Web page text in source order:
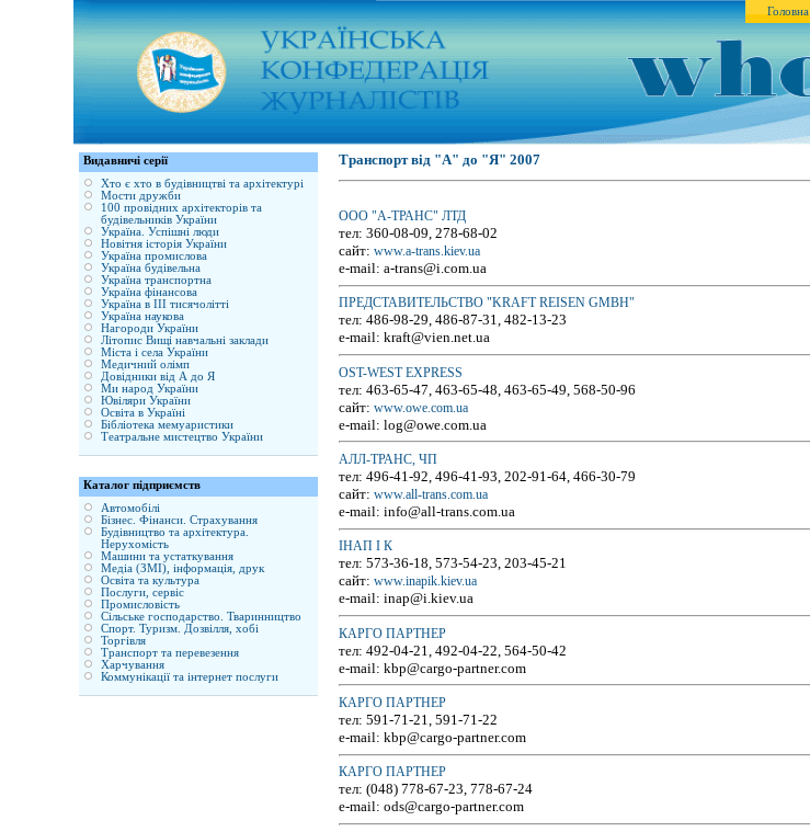
Головна
Транспорт від "А" до "Я" 2007
ООО "А-ТРАНС" ЛТД
тел: 360-08-09, 278-68-02
сайт:www.a-trans.kiev.ua
e-mail: a-trans@i.com.ua
ПРЕДСТАВИТЕЛЬСТВО "KRAFT REISEN GMBH"
тел: 486-98-29, 486-87-31, 482-13-23
e-mail: kraft@vien.net.ua
OST-WEST EXPRESS
тел: 463-65-47, 463-65-48, 463-65-49, 568-50-96
сайт:www.owe.com.ua
e-mail: log@owe.com.ua
АЛЛ-ТРАНС, ЧП
тел: 496-41-92, 496-41-93, 202-91-64, 466-30-79
сайт:www.all-trans.com.ua
e-mail: info@all-trans.com.ua
ІНАП І К
тел: 573-36-18, 573-54-23, 203-45-21
сайт:www.inapik.kiev.ua
e-mail: inap@i.kiev.ua
КАРГО ПАРТНЕР
тел: 492-04-21, 492-04-22, 564-50-42
e-mail: kbp@cargo-partner.com
КАРГО ПАРТНЕР
тел: 591-71-21, 591-71-22
e-mail: kbp@cargo-partner.com
КАРГО ПАРТНЕР
тел: (048) 778-67-23, 778-67-24
e-mail: ods@cargo-partner.com
Видавничі серії
Хто є хто в будівництві та архітектурі
Мости дружби
100 провідних архітекторів та
будівельників України
Україна. Успішні люди
Новітня історія України
Україна промислова
Україна будівельна
Україна транспортна
Україна фінансова
Україна в ІІІ тисячолітті
Україна наукова
Нагороди України
Літопис Вищі навчальні заклади
Міста і села України
Медичний олімп
Довідники від А до Я
Ми народ України
Ювіляри України
Освіта в Україні
Бібліотека мемуаристики
Театральне мистецтво України
Каталог підприємств
Автомобілі
Бізнес. Фінанси. Страхування
Будівництво та архітектура.
Нерухомість
Машини та устаткування
Медіа (ЗМІ), інформація, друк
Освіта та культура
Послуги, сервіс
Промисловість
Сільське господарство. Тваринництво
Спорт. Туризм. Дозвілля, хобі
Торгівля
Транспорт та перевезення
Харчування
Коммунікації та інтернет послуги